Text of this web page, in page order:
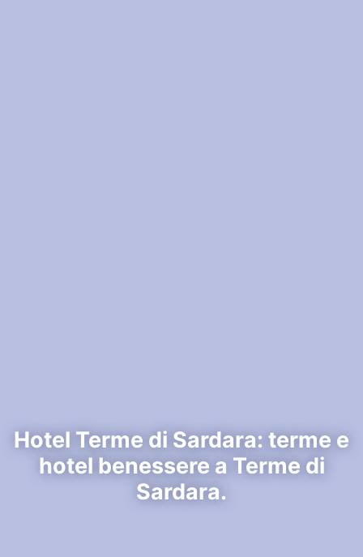
Hotel Terme di Sardara: terme e
hotel benessere a Terme di
Sardara.